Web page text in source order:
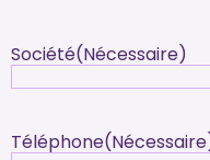
Société(Nécessaire)
Téléphone